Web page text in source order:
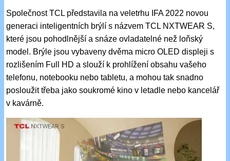
Společnost TCL představila na veletrhu IFA 2022 novou
generaci inteligentních brýlí s názvem TCL NXTWEAR S,
které jsou pohodlnější a snáze ovladatelné než loňský
model. Brýle jsou vybaveny dvěma micro OLED displeji s
rozlišením Full HD a slouží k prohlížení obsahu vašeho
telefonu, notebooku nebo tabletu, a mohou tak snadno
posloužit třeba jako soukromé kino v letadle nebo kancelář
v kavárně.